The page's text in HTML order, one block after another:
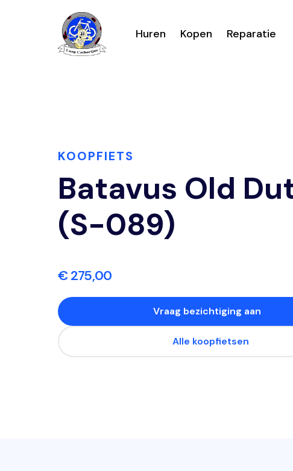
Huren Kopen Reparatie
KOOPFIETS
Batavus Old
(S-089)
€ 275,00
Vraag bezichtiging aan
Alle koopfietsen